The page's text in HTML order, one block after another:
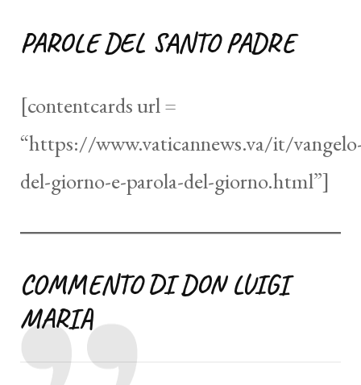
PAROLE DEL SANTO PADRE
[contentcards url =
“https://www.vaticannews.va/it/
del-giorno-e-parola-del-giorno.html”]
COMMENTO DI DON LUIGI
MARIA